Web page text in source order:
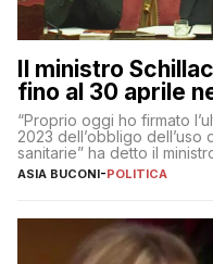
Il ministro
fino al 30 aprile
“Proprio oggi ho firmato
2023 dell’obbligo
sanitarie” ha detto il
ASIA BUCONI-POLITICA